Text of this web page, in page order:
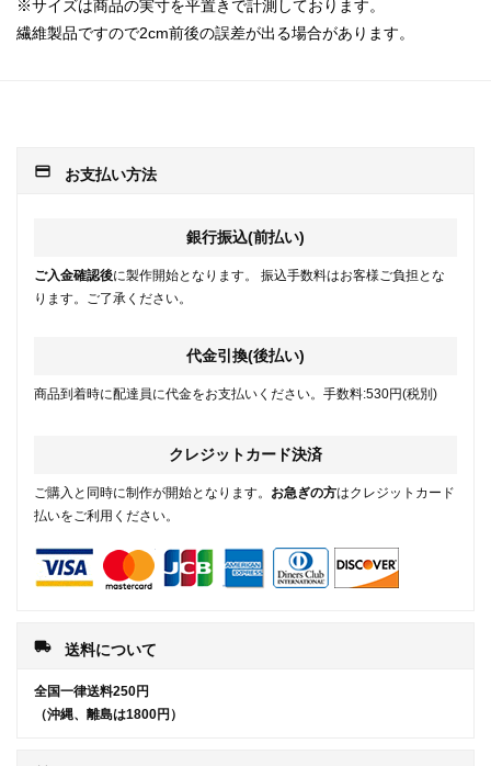
※サイズは商品の実寸を平置きで計測しております。
繊維製品ですので2cm前後の誤差が出る場合があります。
payment お支払い方法
銀行振込(前払い)
ご入金確認後に製作開始となります。 振込手数料はお客様ご負担とな
ります。ご了承ください。
代金引換(後払い)
商品到着時に配達員に代金をお支払いください。手数料:530円(税別)
クレジットカード決済
ご購入と同時に制作が開始となります。 お急ぎの方はクレジットカード
払いをご利用ください。
local_shipping 送料について
全国一律送料250円
（沖縄、離島は1800円）